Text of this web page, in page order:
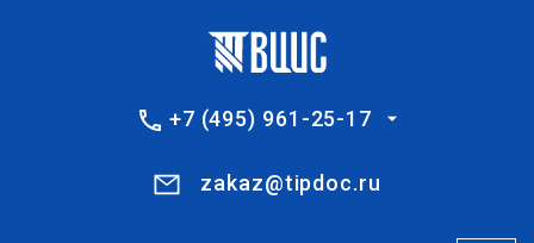
+7 (495) 961-25-17
zakaz@tipdoc.ru